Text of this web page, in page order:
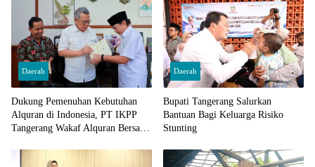
Daerah
Dukung Pemenuhan Kebutuhan
Alquran di Indonesia, PT IKPP
Tangerang Wakaf Alquran Bersama
Daerah
Bupati Tangerang Salurkan
Bantuan Bagi Keluarga Risiko
Stunting